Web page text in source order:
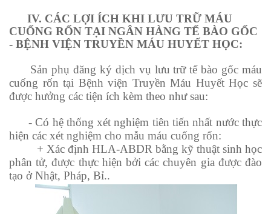
IV. CÁC LỢI ÍCH KHI LƯU TRỮ MÁU
CUỐNG RỐN TẠI NGÂN HÀNG TẾ BÀO GỐC
- BỆNH VIỆN TRUYỀN MÁU HUYẾT HỌC:
Sản phụ đăng ký dịch vụ lưu trữ tế bào gốc máu
cuống rốn tại Bệnh viện Truyền Máu Huyết Học sẽ
được hưởng các tiện ích kèm theo như sau:
- Có hệ thống xét nghiệm tiên tiến nhất nước thực
hiện các xét nghiệm cho mẫu máu cuống rốn:
+ Xác định HLA-ABDR bằng kỹ thuật sinh học
phân tử, được thực hiện bởi các chuyên gia được đào
tạo ở Nhật, Pháp, Bỉ..